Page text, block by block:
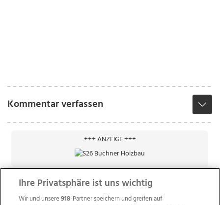
Kommentar verfassen
+++ ANZEIGE +++
Ihre Privatsphäre ist uns wichtig
Wir und unsere918-Partner speichern und greifen auf